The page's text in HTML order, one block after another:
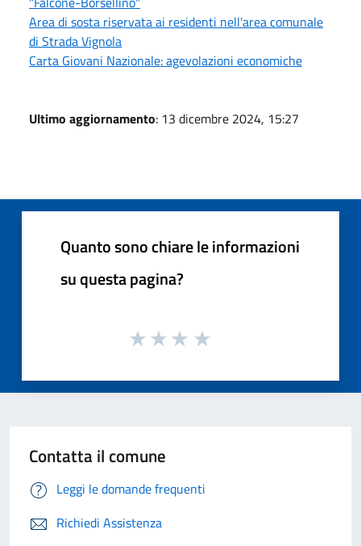
Area di sosta riservata ai residenti nell'area comunale
di Strada Vignola
Carta Giovani Nazionale: agevolazioni economiche
Ultimo aggiornamento: 13 dicembre 2024, 15:27
Quanto sono chiare le informazioni
su questa pagina?
Contatta il comune
Leggi le domande frequenti
Richiedi Assistenza